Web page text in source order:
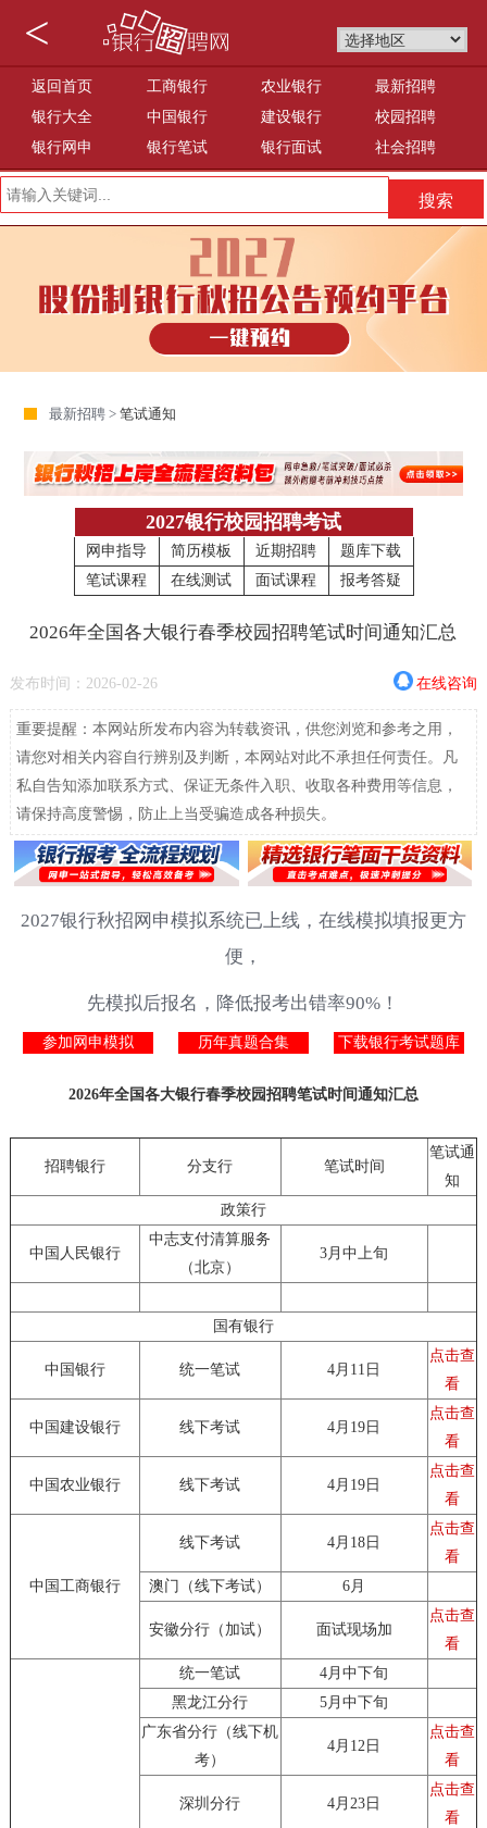
<
返回首页 工商银行 农业银行
最新招聘
银行大全
中国银行 建设银行
校园招聘
银行网申
银行笔试 银行面试 社会招聘
最新招聘 >笔试通知
2027银行校园招聘考试
网申指导 简历模板 近期招聘
题库下载
笔试课程
在线测试 面试课程 报考答疑
2026年全国各大银行春季校园招聘笔试时间通知汇总
发布时间：2026-02-26 在线咨询
重要提醒：本网站所发布内容为转载资讯，供您浏览和参考之用，
请您对相关内容自行辨别及判断，本网站对此不承担任何责任。凡
私自告知添加联系方式、保证无条件入职、收取各种费用等信息，
请保持高度警惕，防止上当受骗造成各种损失。
2027银行秋招网申模拟系统已上线，在线模拟填报更方
便，
先模拟后报名，降低报考出错率90%！
参加网申模拟 历年真题合集 下载银行考试题库
2026年全国各大银行春季校园招聘笔试时间通知汇总
招聘银行 分支行 笔试时间
笔试通
知
政策行
中国人民银行
中志支付清算服务
（北京）
3月中上旬
国有银行
中国银行 统一笔试 4月11日
点击查
看
中国建设银行 线下考试 4月19日
点击查
看
中国农业银行 线下考试 4月19日
点击查
看
中国工商银行
线下考试 4月18日
点击查
看
澳门（线下考试）
6月
安徽分行（加试） 面试现场加
点击查
看
统一笔试
4月中下旬
黑龙江分行
5月中下旬
广东省分行（线下机
考）
4月12日
点击查
看
深圳分行 4月23日
点击查
看